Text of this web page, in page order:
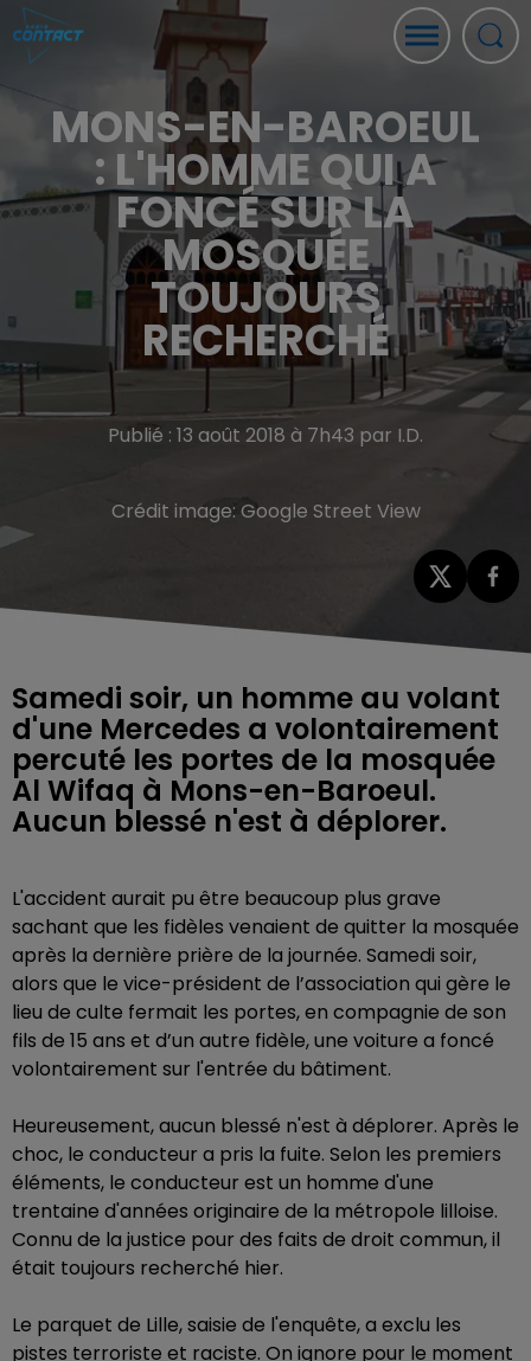
MONS-EN-BAROEUL
: L'HOMME QUI A
FONCÉ SUR LA
MOSQUÉE
TOUJOURS
RECHERCHÉ
Publié : 13 août 2018 à 7h43 par I.D.
Crédit image: Google Street View
Samedi soir, un homme au volant
d'une Mercedes a volontairement
percuté les portes de la mosquée
Al Wifaq à Mons-en-Baroeul.
Aucun blessé n'est à déplorer.
L'accident aurait pu être beaucoup plus grave
sachant que les fidèles venaient de quitter la mosquée
après la dernière prière de la journée. Samedi soir,
alors que le vice-président de l’association qui gère le
lieu de culte fermait les portes, en compagnie de son
fils de 15 ans et d’un autre fidèle, une voiture a foncé
volontairement sur l'entrée du bâtiment.
Heureusement, aucun blessé n'est à déplorer. Après le
choc, le conducteur a pris la fuite. Selon les premiers
éléments, le conducteur est un homme d'une
trentaine d'années originaire de la métropole lilloise.
Connu de la justice pour des faits de droit commun, il
était toujours recherché hier.
Le parquet de Lille, saisie de l'enquête, a exclu les
pistes terroriste et raciste. On ignore pour le moment